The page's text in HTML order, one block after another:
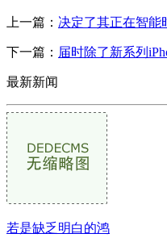
上一篇： 决定了其正在智能
下一篇： 届时除了新系列
最新新闻
若是缺乏明白的鸿